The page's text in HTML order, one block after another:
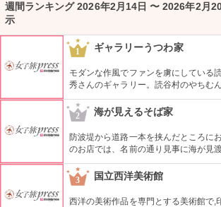
週間ランキング 2026年2月14日 〜 2026年2月
示
1 ギャラリーうつわ家
モダンな作風でファンを虜にしている
秀さんのギャラリー。読谷村のやちむ
的な沖縄の文様をアレンジしたオリジ
フルで可愛くスタイリッシュ。
2 海が見えるそば家
防波堤から道路一本を挟んだところに
のお店では、名前の通り見事に海が見
ら埋まっていくので時間をはずしてい
ーはなんと元フランス料理のシェフ。
を始めたという特異なそば屋さん。ス
りした味。
3 国立西洋美術館
西洋の美術作品を専門とする美術館で,